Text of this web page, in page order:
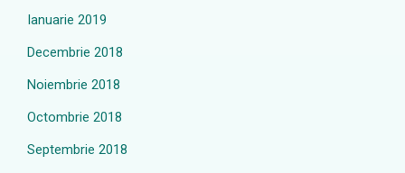
Ianuarie 2019
Decembrie 2018
Noiembrie 2018
Octombrie 2018
Septembrie 2018